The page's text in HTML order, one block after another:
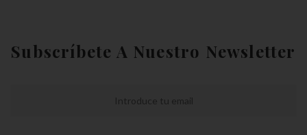
Subscríbete A Nuestro Newsletter